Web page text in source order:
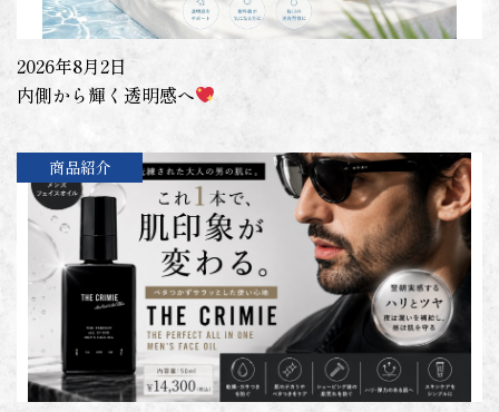
2026年8月2日
内側から輝く透明感へ
商品紹介